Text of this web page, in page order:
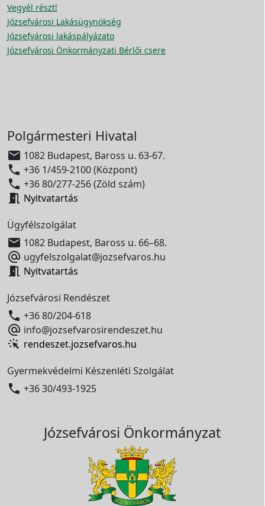
Vegyél részt!
Józsefvárosi Lakásügynökség
Józsefvárosi lakáspályázato
Józsefvárosi Önkormányzati Bérlői csere
Polgármesteri Hivatal
 1082 Budapest, Baross u. 63-67.
 +36 1/459-2100 (Központ)
 +36 80/277-256 (Zöld szám)
 Nyitvatartás
Ügyfélszolgálat
 1082 Budapest, Baross u. 66–68.
 ugyfelszolgalat@jozsefvaros.hu
 Nyitvatartás
Józsefvárosi Rendészet
 +36 80/204-618
 info@jozsefvarosirendeszet.hu
rendeszet.jozsefvaros.hu
Gyermekvédelmi Készenléti Szolgálat
 +36 30/493-1925
Józsefvárosi Önkormányzat